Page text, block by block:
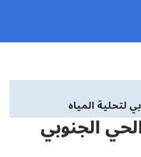
لتحلية المياه
الجنوبي